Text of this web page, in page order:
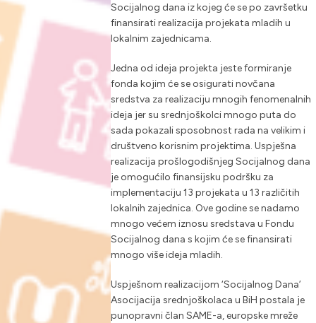
Socijalnog dana iz kojeg će se po završetku
finansirati realizacija projekata mladih u
lokalnim zajednicama.
Jedna od ideja projekta jeste formiranje
fonda kojim će se osigurati novčana
sredstva za realizaciju mnogih fenomenalnih
ideja jer su srednjoškolci mnogo puta do
sada pokazali sposobnost rada na velikim i
društveno korisnim projektima. Uspješna
realizacija prošlogodišnjeg Socijalnog dana
je omogućilo finansijsku podršku za
implementaciju 13 projekata u 13 različitih
lokalnih zajednica. Ove godine se nadamo
mnogo većem iznosu sredstava u Fondu
Socijalnog dana s kojim će se finansirati
mnogo više ideja mladih.
Uspješnom realizacijom ‘Socijalnog Dana’
Asocijacija srednjoškolaca u BiH postala je
punopravni član SAME-a, europske mreže